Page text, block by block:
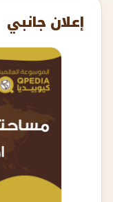
إعلان جانبي